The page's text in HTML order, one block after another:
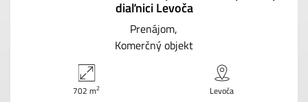
diaľnici Levoča
Prenájom
Komerčný objekt
702 m2 Levoča